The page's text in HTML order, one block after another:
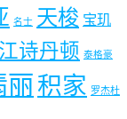
名士 天梭 宝玑
江诗丹顿 泰格豪
丽积家 罗杰杜